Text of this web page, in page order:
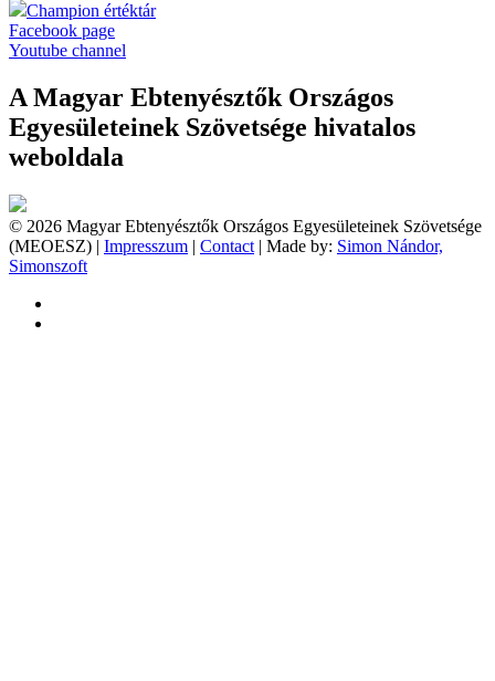
Champion értéktár
Facebook page
Youtube channel
A Magyar Ebtenyésztők Országos
Egyesületeinek Szövetsége hivatalos
weboldala
© 2026 Magyar Ebtenyésztők Országos Egyesületeinek Szövetsége
(MEOESZ) | Impresszum | Contact | Made by: Simon Nándor,
Simonszoft